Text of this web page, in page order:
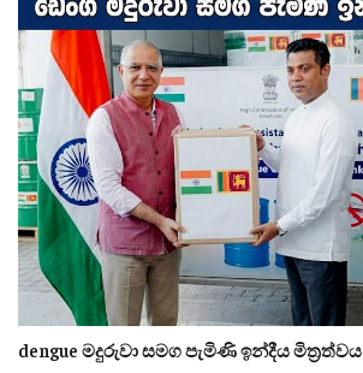
dengue මදුරුවා සමග පැමිණි ඉන්දීය මිත්‍රත්වය